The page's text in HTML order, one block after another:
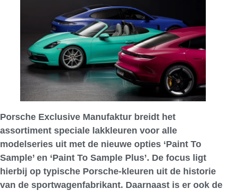
Porsche Exclusive Manufaktur breidt het
assortiment speciale lakkleuren voor alle
modelseries uit met de nieuwe opties ‘Paint To
Sample’ en ‘Paint To Sample Plus’. De focus ligt
hierbij op typische Porsche-kleuren uit de historie
van de sportwagenfabrikant. Daarnaast is er ook de